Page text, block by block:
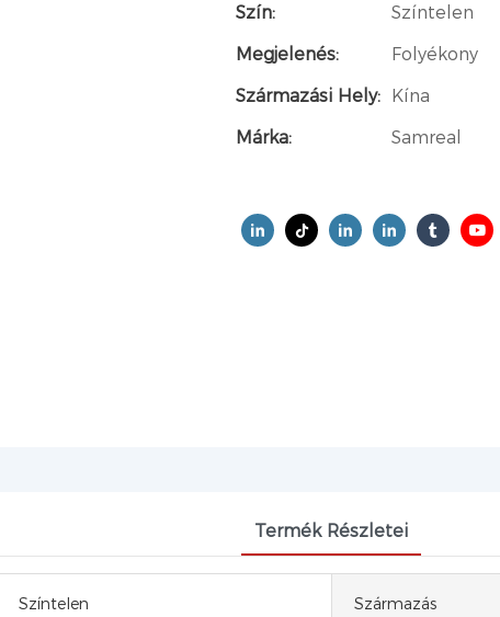
Szín:
Színtelen
Megjelenés:
Folyékony
Származási Hely: Kína
Márka:
Samreal
Termék Részletei
Színtelen Származás